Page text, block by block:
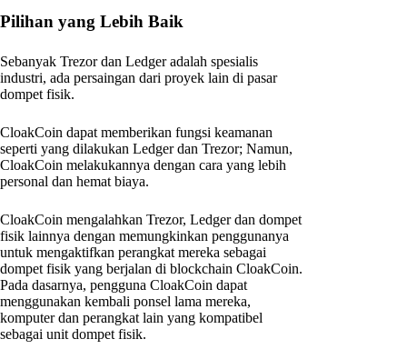
Pilihan yang Lebih Baik
Sebanyak Trezor dan Ledger adalah spesialis
industri, ada persaingan dari proyek lain di pasar
dompet fisik.
CloakCoin dapat memberikan fungsi keamanan
seperti yang dilakukan Ledger dan Trezor; Namun,
CloakCoin melakukannya dengan cara yang lebih
personal dan hemat biaya.
CloakCoin mengalahkan Trezor, Ledger dan dompet
fisik lainnya dengan memungkinkan penggunanya
untuk mengaktifkan perangkat mereka sebagai
dompet fisik yang berjalan di blockchain CloakCoin.
Pada dasarnya, pengguna CloakCoin dapat
menggunakan kembali ponsel lama mereka,
komputer dan perangkat lain yang kompatibel
sebagai unit dompet fisik.